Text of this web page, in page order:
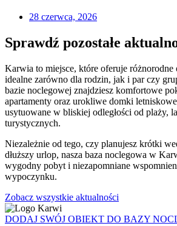
28 czerwca, 2026
Sprawdź pozostałe
Karwia to miejsce, które oferuje różnorodne
idealne zarówno dla rodzin, jak i par czy
bazie noclegowej znajdziesz komfortowe
apartamenty oraz urokliwe domki
usytuowane w bliskiej odległości od plaży,
turystycznych.
Niezależnie od tego, czy planujesz krótki
dłuższy urlop, nasza baza noclegowa w
wygodny pobyt i niezapomniane
wypoczynku.
Zobacz wszystkie aktualności
DODAJ SWÓJ OBIEKT DO BAZY